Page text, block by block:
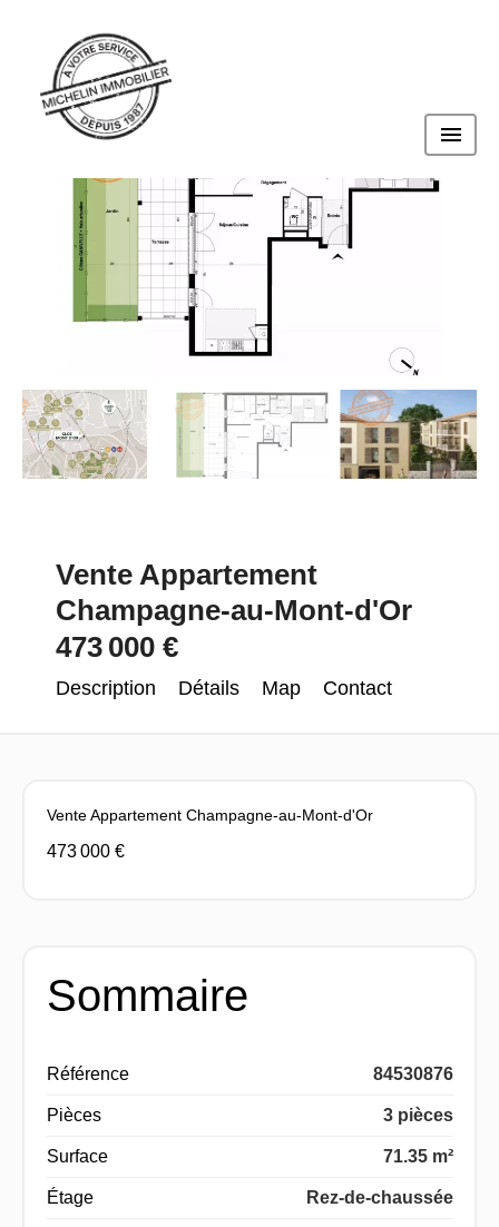
Vente Appartement
Champagne-au-Mont-d'Or
473 000 €
Description Détails Map Contact
Vente Appartement Champagne-au-Mont-d'Or
473 000 €
Sommaire
Référence 84530876
Pièces 3 pièces
Surface 71.35 m²
Étage Rez-de-chaussée